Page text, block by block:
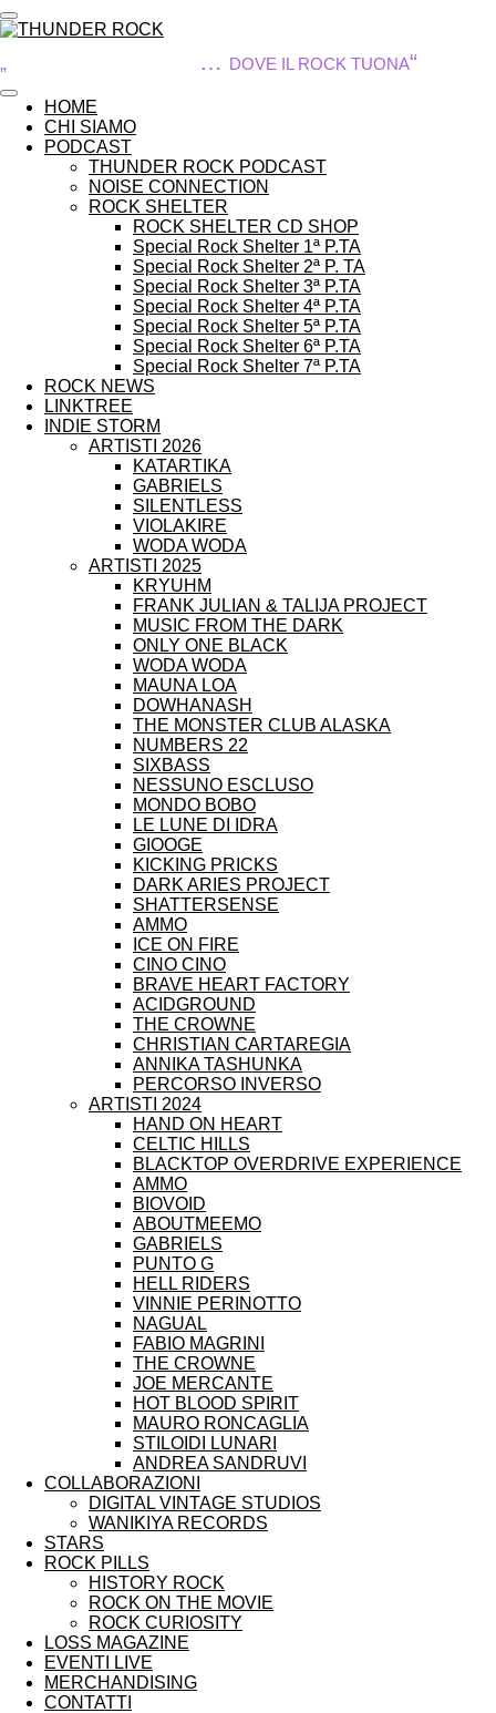
Vai
al
„ … DOVE IL ROCK TUONA“
HOME
CHI SIAMO
PODCAST
THUNDER ROCK PODCAST
NOISE CONNECTION
ROCK SHELTER
ROCK SHELTER CD SHOP
Special Rock Shelter 1ª P.TA
Special Rock Shelter 2ª P. TA
Special Rock Shelter 3ª P.TA
Special Rock Shelter 4ª P.TA
Special Rock Shelter 5ª P.TA
Special Rock Shelter 6ª P.TA
Special Rock Shelter 7ª P.TA
ROCK NEWS
LINKTREE
INDIE STORM
ARTISTI 2026
KATARTIKA
GABRIELS
SILENTLESS
VIOLAKIRE
WODA WODA
ARTISTI 2025
KRYUHM
FRANK JULIAN & TALIJA PROJECT
MUSIC FROM THE DARK
ONLY ONE BLACK
WODA WODA
MAUNA LOA
DOWHANASH
THE MONSTER CLUB ALASKA
NUMBERS 22
SIXBASS
NESSUNO ESCLUSO
MONDO BOBO
LE LUNE DI IDRA
GIOOGE
KICKING PRICKS
DARK ARIES PROJECT
SHATTERSENSE
AMMO
ICE ON FIRE
CINO CINO
BRAVE HEART FACTORY
ACIDGROUND
THE CROWNE
CHRISTIAN CARTAREGIA
ANNIKA TASHUNKA
PERCORSO INVERSO
ARTISTI 2024
HAND ON HEART
CELTIC HILLS
BLACKTOP OVERDRIVE EXPERIENCE
AMMO
BIOVOID
ABOUTMEEMO
GABRIELS
PUNTO G
HELL RIDERS
VINNIE PERINOTTO
NAGUAL
FABIO MAGRINI
THE CROWNE
JOE MERCANTE
HOT BLOOD SPIRIT
MAURO RONCAGLIA
STILOIDI LUNARI
ANDREA SANDRUVI
COLLABORAZIONI
DIGITAL VINTAGE STUDIOS
WANIKIYA RECORDS
STARS
ROCK PILLS
HISTORY ROCK
ROCK ON THE MOVIE
ROCK CURIOSITY
LOSS MAGAZINE
EVENTI LIVE
MERCHANDISING
CONTATTI